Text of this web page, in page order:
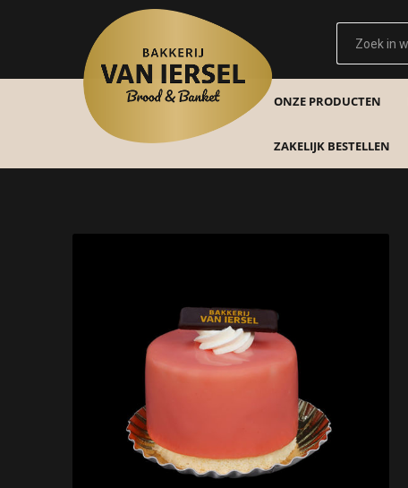
ONZE PRODUCTEN
ZAKELIJK BESTELLEN